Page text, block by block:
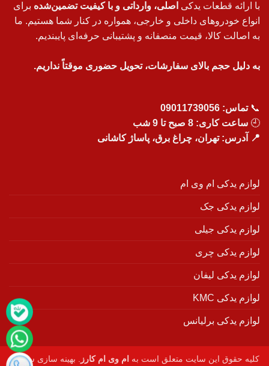
با ارائه قطعات یدکی اصلی، وارداتی و با کیفیت تضمین‌شده برای
انواع خودروهای داخلی و خارجی، همواره در کنار شما هستیم. ما
به اصالت کالا، قیمت منصفانه و پشتیبانی حرفه‌ای پایبندیم.
به دلیل حجم بالای سفارشات، تحویل حضوری موقتاً نداریم.
📞تماس: 09011739056
🕘 ساعت کاری: 8 صبح تا 9 شب
📍 آدرس: تهران، چراغ برق، پاساژ کاشانی
لوازم یدکی ام وی ام
لوازم یدکی جک
لوازم یدکی جیلی
لوازم یدکی چری
لوازم یدکی لیفان
لوازم یدکی KMC
لوازم یدکی برلیانس
کلیه حقوق این سایت متعلق است به ام وی ام کارز . بهینه سازی سایت :